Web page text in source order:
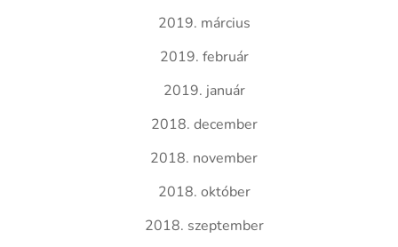
2019. március
2019. február
2019. január
2018. december
2018. november
2018. október
2018. szeptember